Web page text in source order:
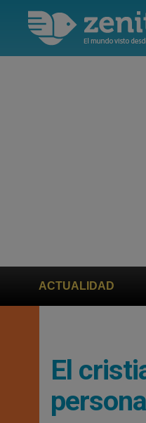
ACTUALIDAD
ayuda a Marco
El